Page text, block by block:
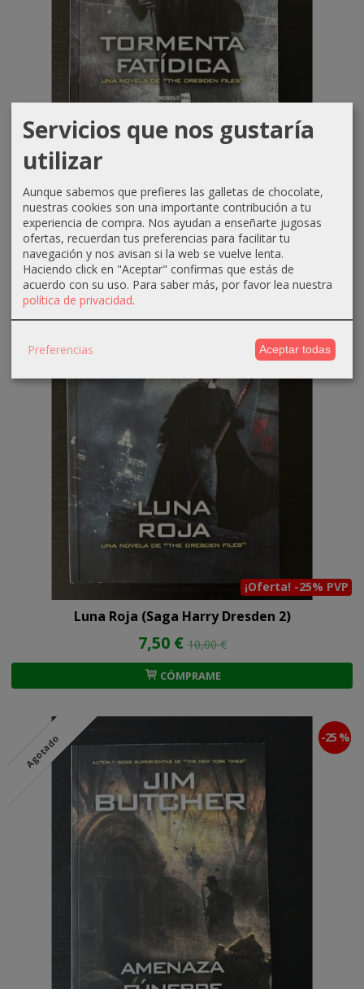
¡Oferta! -25% PVP
CÓMPRAME
¡Oferta! -25% PVP
Luna Roja (Saga Harry Dresden 2)
7,50 €10,00 €
CÓMPRAME
Agotado -25 %
Servicios que nos gustaría
utilizar
Aunque sabemos que prefieres las galletas de chocolate,
nuestras cookies son una importante contribución a tu
experiencia de compra. Nos ayudan a enseñarte jugosas
ofertas, recuerdan tus preferencias para facilitar tu
navegación y nos avisan si la web se vuelve lenta.
Haciendo click en "Aceptar" confirmas que estás de
acuerdo con su uso. Para saber más, por favor lea nuestra
política de privacidad.
Preferencias Aceptar todas